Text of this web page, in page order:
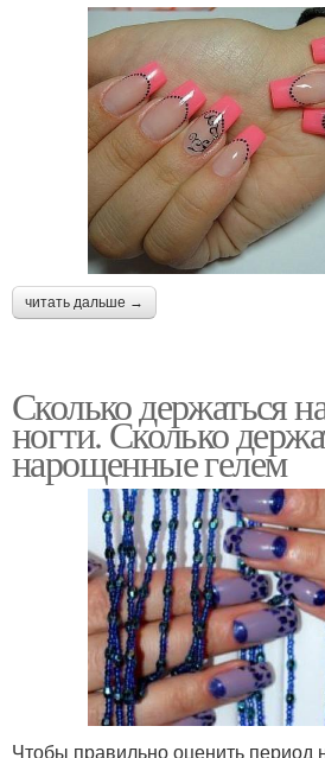
читать дальше →
Сколько держаться
ногти. Сколько
нарощенные гелем
Чтобы правильно оценить период